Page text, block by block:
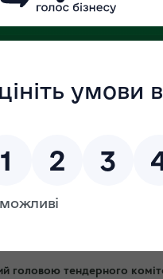
Офіційний веб-портал
в.о
в.о.уповноваженної
головою тендерного